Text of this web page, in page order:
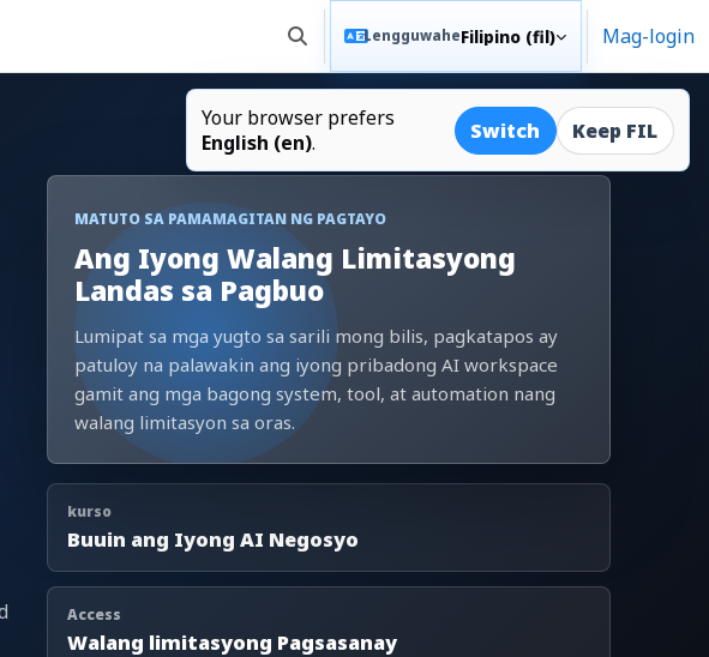
I-toggle ang "input" sa paghahanap
LengguwaheFilipino ‎(fil)‎ Mag-login
MATUTO SA PAMAMAGITAN NG PAGTAYO
Ang Iyong Walang Limitasyong
Landas sa Pagbuo
Lumipat sa mga yugto sa sarili mong bilis, pagkatapos ay
patuloy na palawakin ang iyong pribadong AI workspace
gamit ang mga bagong system, tool, at automation nang
walang limitasyon sa oras.
kurso
Buuin ang Iyong AI Negosyo
Access
Walang limitasyong Pagsasanay
Your browser prefers
English ‎(en)‎. Switch Keep FIL